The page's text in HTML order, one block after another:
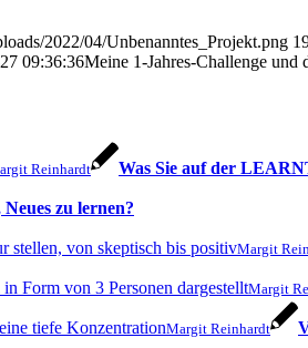
2022/04/Unbenanntes_Projekt.png
09:36:36Meine 1-Jahres-Challenge
Reinhardt Was Sie auf der
zu lernen?
Margit
Margit
Margit Reinhardt